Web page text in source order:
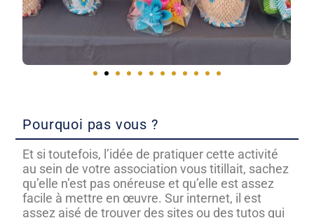
Pourquoi pas vous ?
Et si toutefois, l’idée de pratiquer cette activité
au sein de votre association vous titillait, sachez
qu’elle n’est pas onéreuse et qu’elle est assez
facile à mettre en œuvre. Sur internet, il est
assez aisé de trouver des sites ou des tutos qui